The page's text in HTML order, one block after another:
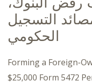
5472، ومصائد التسجيل
الحكومي
Forming a Foreign-
$25,000 Form 5472